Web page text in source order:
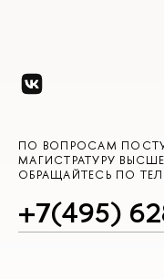
ПО ВОПРОСАМ
МАГИСТРАТУРУ
ОБРАЩАЙТЕСЬ ПО
+7(495)